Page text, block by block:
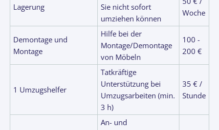
Lagerung
Sie nicht sofort
umziehen können
Woche
Demontage und
Montage
Hilfe bei der
Montage/Demontage
von Möbeln
100 -
200 €
1 Umzugshelfer
Tatkräftige
Unterstützung bei
Umzugsarbeiten (min.
3 h)
35 € /
Stunde
An- und